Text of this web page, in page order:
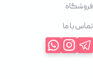
فروشگاه
تماس با ما